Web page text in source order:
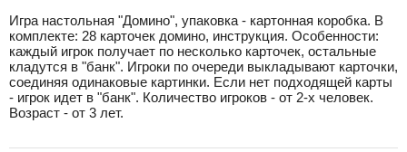
Игра настольная "Домино", упаковка - картонная коробка. В
комплекте: 28 карточек домино, инструкция. Особенности:
каждый игрок получает по несколько карточек, остальные
кладутся в "банк". Игроки по очереди выкладывают карточки,
соединяя одинаковые картинки. Если нет подходящей карты
- игрок идет в "банк". Количество игроков - от 2-х человек.
Возраст - от 3 лет.